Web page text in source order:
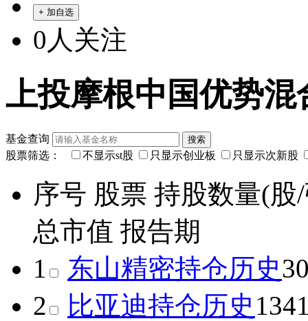
+ 加自选
0 人关注
上投摩根中国优势混
基金查询
股票筛选：
不显示st股 只显示创业板 只显示次新股
序号 股票 持股数量(
总市值 报告期
1
东山精密持仓历史
2
比亚迪持仓历史